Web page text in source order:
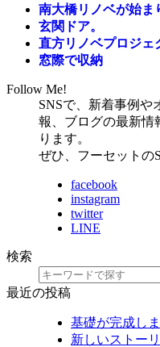
南大橋リノベが始ま
玄関ドア。
直方リノベプロジェ
窓際で収納
Follow Me!
SNSで、新着事例や
報、ブログの最新情
ります。
ぜひ、フーセットの
facebook
instagram
twitter
LINE
検索
最近の投稿
基礎が完成し
新しいストー